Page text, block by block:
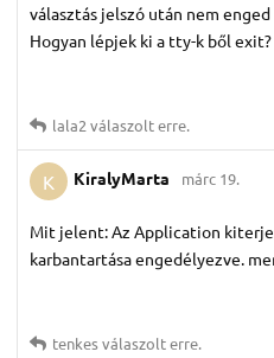
választás jelszó után nem enged
Hogyan lépjek ki a tty-k ből exit?
lala2 válaszolt erre.
K KiralyMarta márc 19.
Mit jelent: Az Application
karbantartása engedélyezve.
tenkesválaszolt erre.